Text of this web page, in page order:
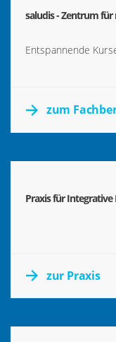
saludis - Zentrum
Entspannende
zum
Praxis für
zur Praxis